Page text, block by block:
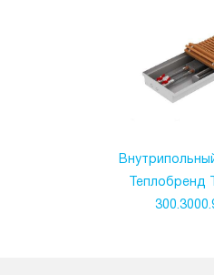
Теплобренд